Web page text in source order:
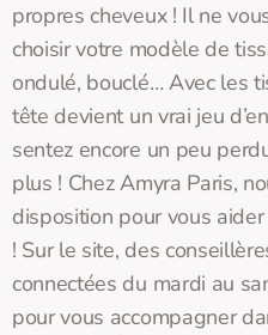
propres cheveux ! Il ne
choisir votre modèle de
ondulé, bouclé… Avec les
tête devient un vrai jeu
sentez encore un peu
plus ! Chez Amyra Paris,
disposition pour vous
! Sur le site, des
connectées du mardi au
pour vous accompagner